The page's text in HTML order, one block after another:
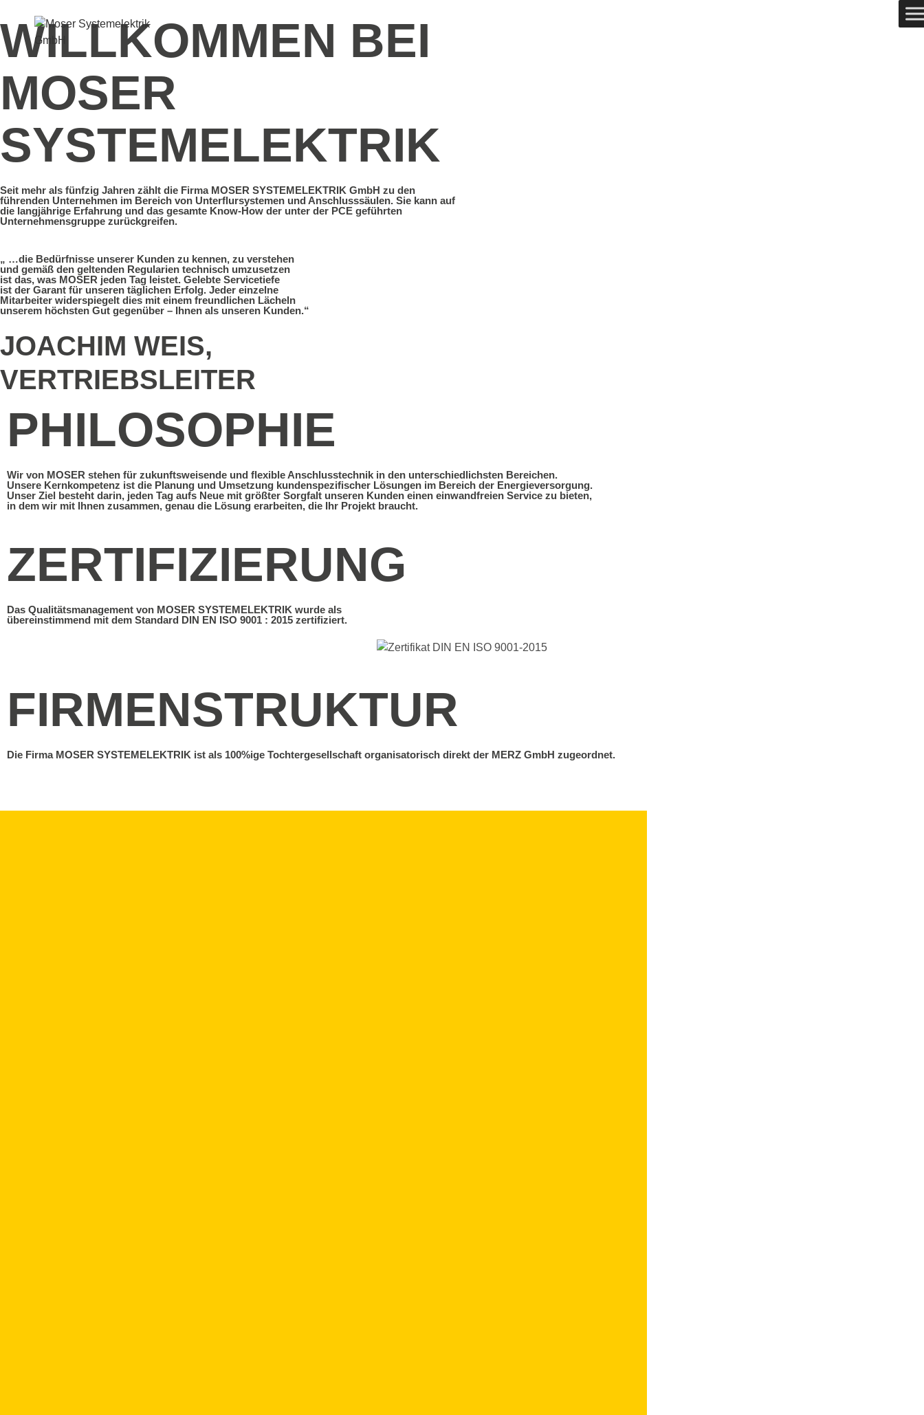
WILLKOMMEN BEI
MOSER
SYSTEMELEKTRIK
Seit mehr als fünfzig Jahren zählt die Firma MOSER SYSTEMELEKTRIK GmbH zu den
führenden Unternehmen im Bereich von Unterflursystemen und Anschlusssäulen. Sie kann auf
die langjährige Erfahrung und das gesamte Know-How der unter der PCE geführten
Unternehmensgruppe zurückgreifen.
„ …die Bedürfnisse unserer Kunden zu kennen, zu verstehen
und gemäß den geltenden Regularien technisch umzusetzen
ist das, was MOSER jeden Tag leistet. Gelebte Servicetiefe
ist der Garant für unseren täglichen Erfolg. Jeder einzelne
Mitarbeiter widerspiegelt dies mit einem freundlichen Lächeln
unserem höchsten Gut gegenüber – Ihnen als unseren Kunden.“
JOACHIM WEIS,
VERTRIEBSLEITER
PHILOSOPHIE
Wir von MOSER stehen für zukunftsweisende und flexible Anschlusstechnik in den unterschiedlichsten Bereichen.
Unsere Kernkompetenz ist die Planung und Umsetzung kundenspezifischer Lösungen im Bereich der Energieversorgung.
Unser Ziel besteht darin, jeden Tag aufs Neue mit größter Sorgfalt unseren Kunden einen einwandfreien Service zu bieten,
in dem wir mit Ihnen zusammen, genau die Lösung erarbeiten, die Ihr Projekt braucht.
ZERTIFIZIERUNG
Das Qualitätsmanagement von MOSER SYSTEMELEKTRIK wurde als
übereinstimmend mit dem Standard DIN EN ISO 9001 : 2015 zertifiziert.
FIRMENSTRUKTUR
Die Firma MOSER SYSTEMELEKTRIK ist als 100%ige Tochtergesellschaft organisatorisch direkt der MERZ GmbH zugeordnet.